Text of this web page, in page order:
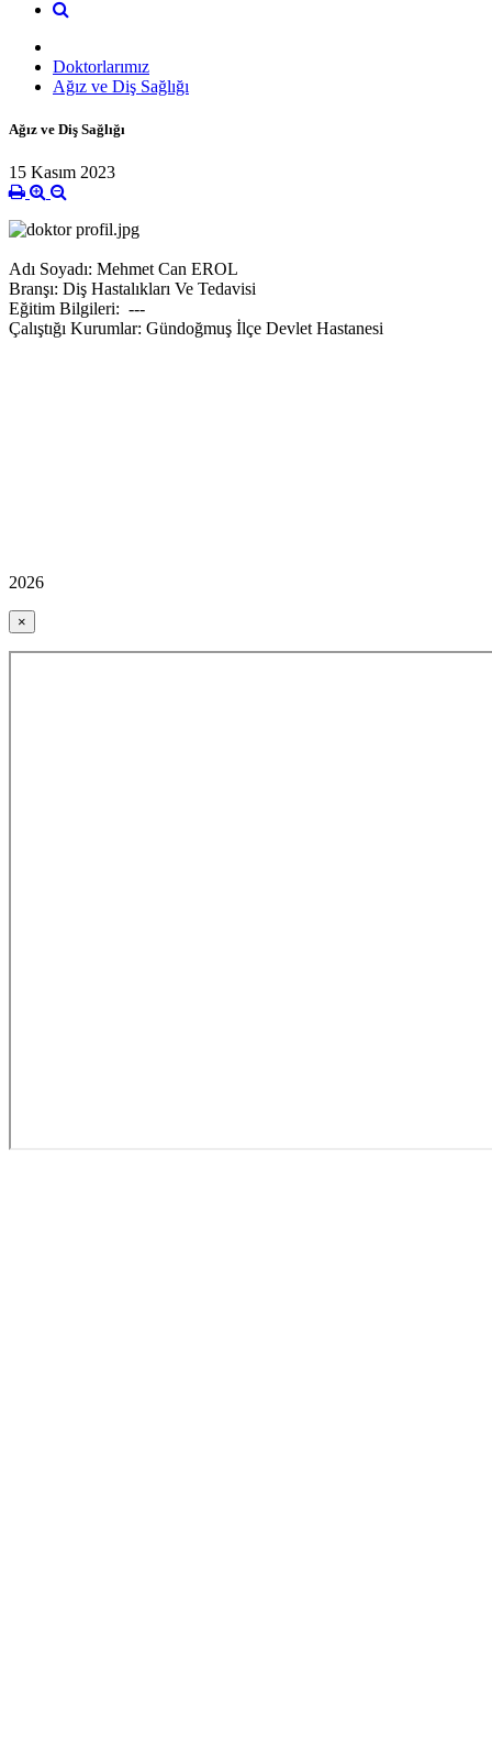
Doktorlarımız
Ağız ve Diş Sağlığı
Ağız ve Diş Sağlığı
15 Kasım 2023
Adı Soyadı: Mehmet Can EROL
Branşı: Diş Hastalıkları Ve Tedavisi
Eğitim Bilgileri: ---
Çalıştığı Kurumlar: Gündoğmuş İlçe Devlet Hastanesi
2026
×